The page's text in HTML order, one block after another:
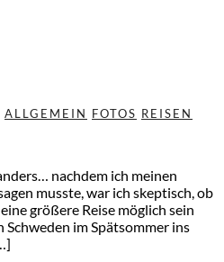
ALLGEMEIN FOTOS REISEN
nachdem ich meinen
musste, war ich skeptisch, ob
größere Reise möglich sein
im Spätsommer ins